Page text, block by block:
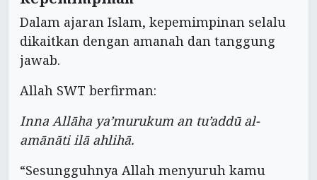
Dalam ajaran Islam, kepemimpinan selalu
dikaitkan dengan amanah dan tanggung
jawab.
Allah SWT berfirman:
Inna Allāha ya’murukum an tu’addū al-
amānāti ilā ahlihā.
“Sesungguhnya Allah menyuruh kamu